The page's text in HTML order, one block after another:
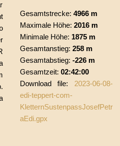
Gesamtstrecke: 4966 m
Maximale Höhe: 2016 m
Minimale Höhe: 1875 m
Gesamtanstieg: 258 m
Gesamtabstieg: -226 m
Gesamtzeit: 02:42:00
Download file: 2023-06-08-
edi-teppert-com-
KletternSustenpassJosefPetr
aEdi.gpx